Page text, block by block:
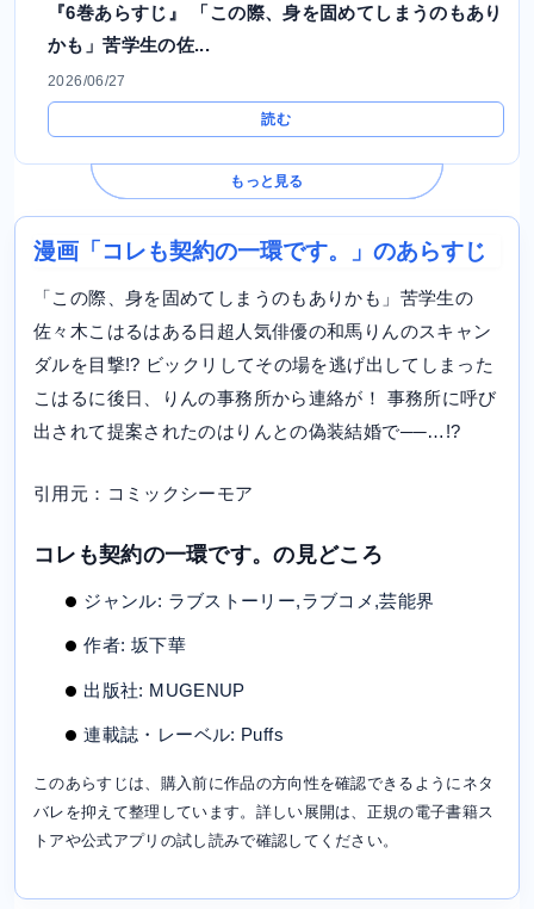
『6巻あらすじ』 「この際、身を固めてしまうのもあり
かも」苦学生の佐...
2026/06/27
読む
もっと見る
漫画「コレも契約の一環です。」のあらすじ
「この際、身を固めてしまうのもありかも」苦学生の
佐々木こはるはある日超人気俳優の和馬りんのスキャン
ダルを目撃!? ビックリしてその場を逃げ出してしまった
こはるに後日、りんの事務所から連絡が！ 事務所に呼び
出されて提案されたのはりんとの偽装結婚で──…!?
引用元：コミックシーモア
コレも契約の一環です。の見どころ
ジャンル: ラブストーリー,ラブコメ,芸能界
作者: 坂下華
出版社: MUGENUP
連載誌・レーベル: Puffs
このあらすじは、購入前に作品の方向性を確認できるようにネタ
バレを抑えて整理しています。詳しい展開は、正規の電子書籍ス
トアや公式アプリの試し読みで確認してください。